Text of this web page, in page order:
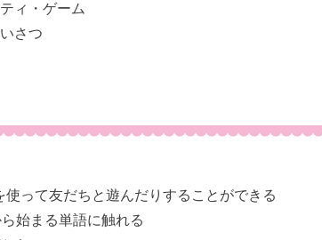
ィ・ゲーム
さつ
使って友だちと遊んだりすることができる
始まる単語に触れる